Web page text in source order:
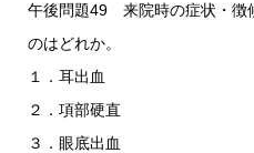
午後問題49 来院時の症状・徴
のはどれか。
１．耳出血
２．項部硬直
３．眼底出血